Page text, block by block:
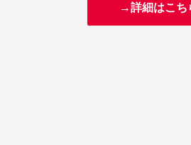
→詳細はこち